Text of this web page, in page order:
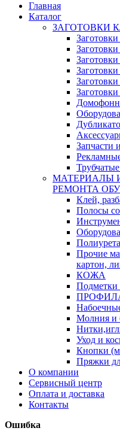
Главная
Каталог
ЗАГОТОВКИ
Запчасти
МАТЕРИАЛЫ
РЕМОНТА
Клей,
Полосы
Прочие
картон,
КОЖА
Молния и
Уход и
Кнопки
Пряжки
О компании
Сервисный центр
Оплата и доставка
Контакты
Ошибка